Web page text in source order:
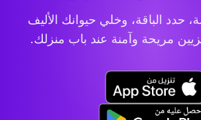
حدد الباقة، وخلي حيوانك الأليف
مريحة وآمنة عند باب منزلك.